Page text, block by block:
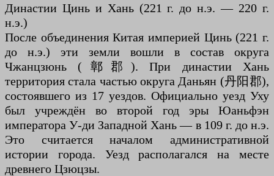
Династии Цинь и Хань (221 г. до н.э. — 220 г.
н.э.)
После объединения Китая империей Цинь (221 г.
до н.э.) эти земли вошли в состав округа
Чжанцзюнь (鄣郡). При династии Хань
территория стала частью округа Даньян (丹阳郡),
состоявшего из 17 уездов. Официально уезд Уху
был учреждён во второй год эры Юаньфэн
императора У-ди Западной Хань — в 109 г. до н.э.
Это считается началом административной
истории города. Уезд располагался на месте
древнего Цзюцзы.